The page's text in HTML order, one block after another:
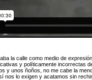
la calle como medio de
y políticamente incorrectas
y unos ñoños, no me cabe la
nos lo exigen y acatamos sin